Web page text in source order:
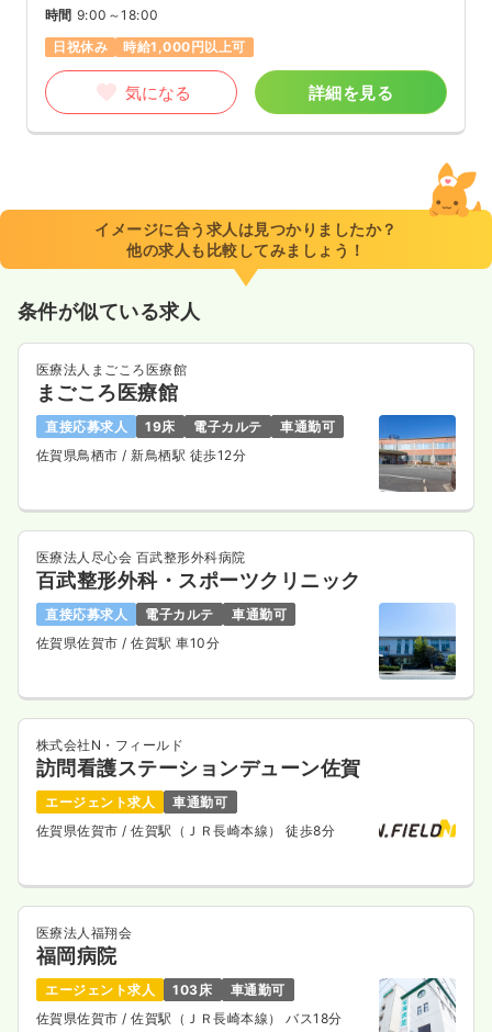
時間 9:00～18:00
日祝休み
時給1,000円以上可
気になる 詳細を見る
イメージに合う求人は見つかりましたか？
他の求人も比較してみましょう！
条件が似ている求人
医療法人まごころ医療館
まごころ医療館
直接応募求人 19床 電子カルテ
車通勤可
佐賀県鳥栖市 / 新鳥栖駅 徒歩12分
医療法人尽心会 百武整形外科病院
百武整形外科・スポーツクリニック
直接応募求人 電子カルテ
車通勤可
佐賀県佐賀市 / 佐賀駅 車10分
株式会社N・フィールド
訪問看護ステーションデューン佐賀
エージェント求人
車通勤可
佐賀県佐賀市 / 佐賀駅（ＪＲ長崎本線） 徒歩8分
医療法人福翔会
福岡病院
エージェント求人 103床
車通勤可
佐賀県佐賀市 / 佐賀駅（ＪＲ長崎本線） バス18分